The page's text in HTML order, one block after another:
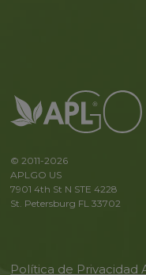
© 2011-2026
APLGO US
7901 4th St N STE 4228
St. Petersburg FL 33702
Política de Privacidad